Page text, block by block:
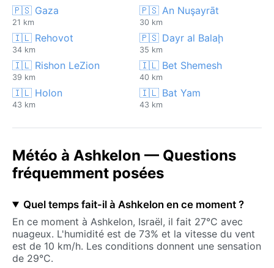
🇵🇸 Gaza
21 km
🇵🇸 An Nuşayrāt
30 km
🇮🇱 Rehovot
34 km
🇵🇸 Dayr al Balaḩ
35 km
🇮🇱 Rishon LeZion
39 km
🇮🇱 Bet Shemesh
40 km
🇮🇱 Holon
43 km
🇮🇱 Bat Yam
43 km
Météo à Ashkelon — Questions
fréquemment posées
Quel temps fait-il à Ashkelon en ce moment ?
En ce moment à Ashkelon, Israël, il fait 27°C avec
nuageux. L'humidité est de 73% et la vitesse du vent
est de 10 km/h. Les conditions donnent une sensation
de 29°C.